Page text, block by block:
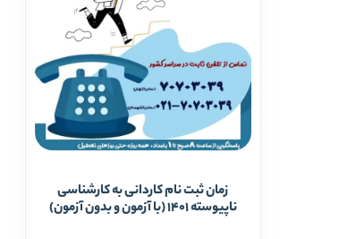
زمان ثبت نام کاردانی به کارشناسی
ناپیوسته 1401 (با آزمون و بدون آزمون)